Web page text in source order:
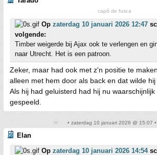
capô de fusca
Op zaterdag 10 januari 2026 12:47
volgende:
Timber weigerde bij Ajax ook te verlengen en
naar Utrecht. Het is een patroon.
Zeker, maar had ook met z'n positie te
alleen met hem door als back en dat wilde hij
Als hij had geluisterd had hij nu waarschijnlijk
gespeeld.
• zaterdag 10 januari 2026 @ 15:07
Elan
Op zaterdag 10 januari 2026 14:54